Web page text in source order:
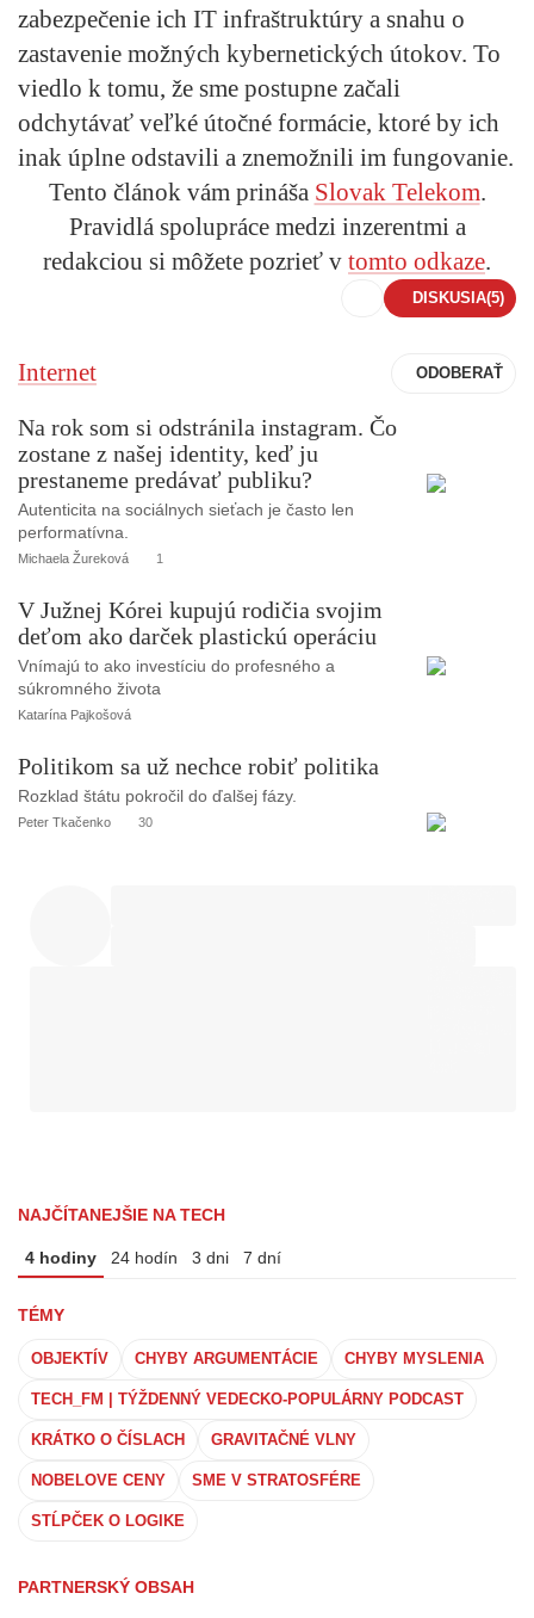
zabezpečenie ich IT infraštruktúry a snahu o
zastavenie možných kybernetických útokov. To
viedlo k tomu, že sme postupne začali
odchytávať veľké útočné formácie, ktoré by ich
inak úplne odstavili a znemožnili im fungovanie.
Tento článok vám prináša Slovak Telekom.
Pravidlá spolupráce medzi inzerentmi a
redakciou si môžete pozrieť v tomto odkaze.
DISKUSIA(5)
Internet
Na rok som si odstránila instagram. Čo
zostane z našej identity, keď ju
prestaneme predávať publiku?
Autenticita na sociálnych sieťach je často len
performatívna.
Michaela Žureková 1
V Južnej Kórei kupujú rodičia svojim
deťom ako darček plastickú operáciu
Vnímajú to ako investíciu do profesného a
súkromného života
Katarína Pajkošová
Politikom sa už nechce robiť politika
Rozklad štátu pokročil do ďalšej fázy.
Peter Tkačenko 30
NAJČÍTANEJŠIE NA TECH
4 hodiny 24 hodín 3 dni 7 dní
TÉMY
OBJEKTÍV CHYBY ARGUMENTÁCIE CHYBY MYSLENIA
TECH_FM | TÝŽDENNÝ VEDECKO-POPULÁRNY PODCAST
KRÁTKO O ČÍSLACH GRAVITAČNÉ VLNY
NOBELOVE CENY SME V STRATOSFÉRE
STĹPČEK O LOGIKE
PARTNERSKÝ OBSAH